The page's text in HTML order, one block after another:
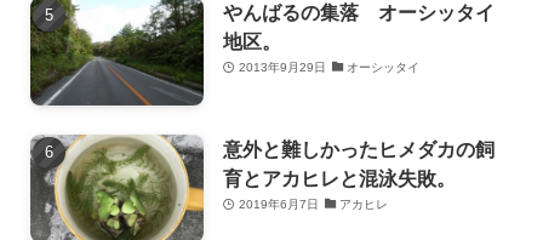
やんばるの集落 オーシッタイ
地区。
2013年9月29日 オーシッタイ
意外と難しかったヒメダカの飼
育とアカヒレと混泳失敗。
2019年6月7日 アカヒレ